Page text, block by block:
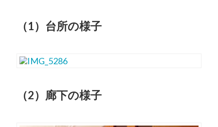
（1）台所の様子
（2）廊下の様子